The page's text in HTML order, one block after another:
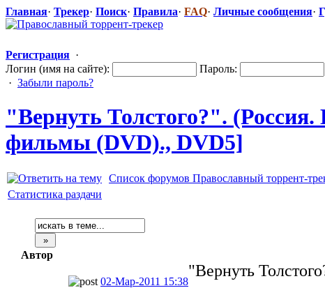
Главная· Трекер· Поиск· Правила· FAQ· Личные сообщения·
Регистрация ·
Логин (имя на сайте):
Пароль:
· Забыли пароль?
"Вернуть Толстого?".
фильмы (DVD)., DVD5]
Список форумов Православный торрент-
Статистика раздачи
Автор
02-Мар-2011 15:38
"Вернуть